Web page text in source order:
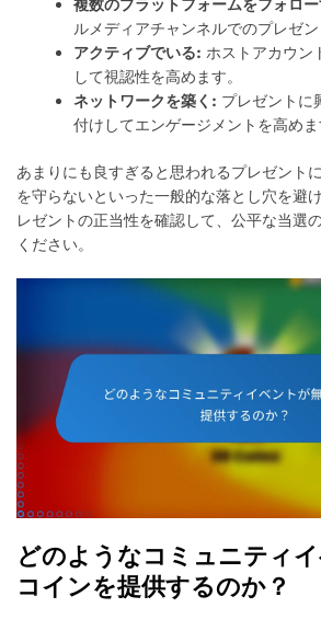
ルメディアチャンネルでのプレゼン
アクティブでいる: ホストアカウン
して視認性を高めます。
ネットワークを築く: プレゼントに
付けしてエンゲージメントを高めま
あまりにも良すぎると思われるプレゼント
を守らないといった一般的な落とし穴を避
レゼントの正当性を確認して、公平な当選
ください。
どのようなコミュニティ
コインを提供するのか？